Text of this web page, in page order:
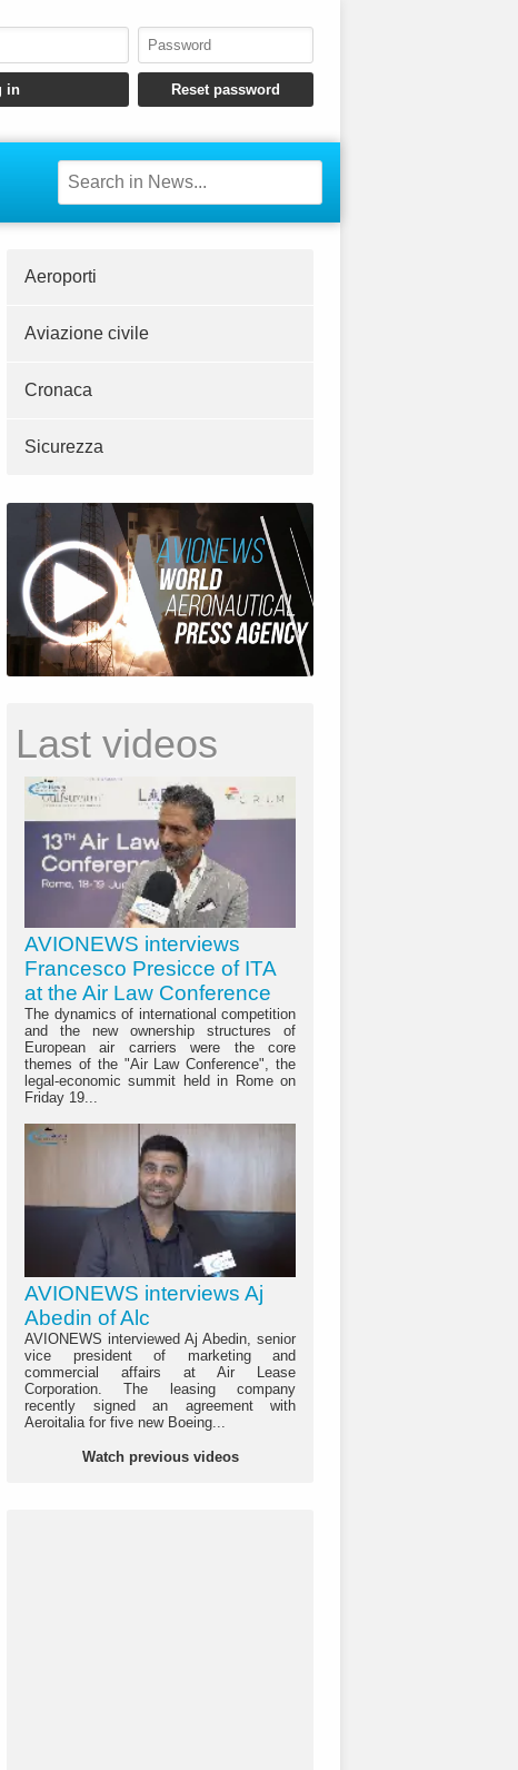
Aeroporti
Aviazione civile
Cronaca
Sicurezza
Last videos
AVIONEWS interviews
Francesco Presicce of ITA
at the Air Law Conference
The dynamics of international competition
and the new ownership structures of
European air carriers were the core
themes of the "Air Law Conference", the
legal-economic summit held in Rome on
Friday 19...
AVIONEWS interviews Aj
Abedin of Alc
AVIONEWS interviewed Aj Abedin, senior
vice president of marketing and
commercial affairs at Air Lease
Corporation. The leasing company
recently signed an agreement with
Aeroitalia for five new Boeing...
Watch previous videos